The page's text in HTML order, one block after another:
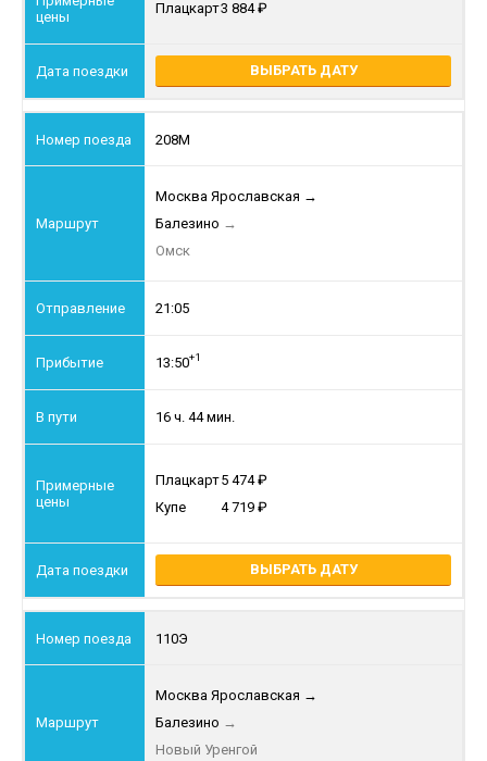
Плацкарт3 884
ВЫБРАТЬ ДАТУ
208М
Москва Ярославская →
Балезино →
Омск
21:05
13:50+1
16 ч. 44 мин.
Плацкарт5 474
Купе
4 719
ВЫБРАТЬ ДАТУ
110Э
Москва Ярославская →
Балезино →
Новый Уренгой